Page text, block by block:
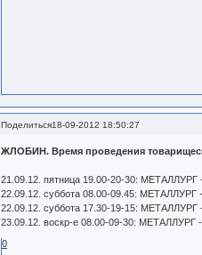
Поделиться18-09-2012 18:50:27
ЖЛОБИН. Время проведения
21.09.12. пятница 19.00-20-30:
22.09.12. суббота 08.00-09.45:
22.09.12. суббота 17.30-19-15:
23.09.12. воскр-е 08.00-09-30:
0